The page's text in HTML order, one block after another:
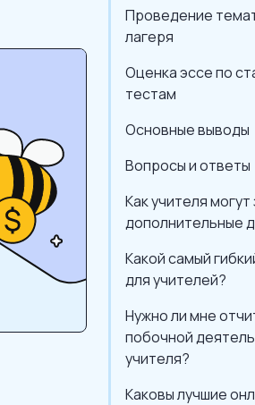
Проведение
лагеря
Оценка эссе по
тестам
Основные выводы
Вопросы и ответы
Как учителя
дополнительные
Какой самый
для учителей?
Нужно ли мне
побочной
учителя?
Каковы лучшие